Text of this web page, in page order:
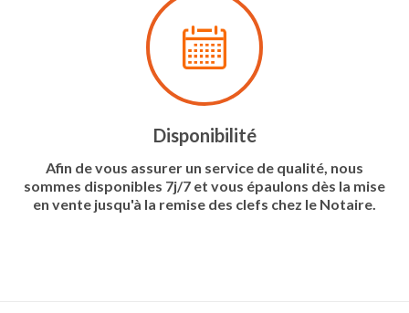
Disponibilité
Afin de vous assurer un service de qualité, nous
sommes disponibles 7j/7 et vous épaulons dès la mise
en vente jusqu'à la remise des clefs chez le Notaire.